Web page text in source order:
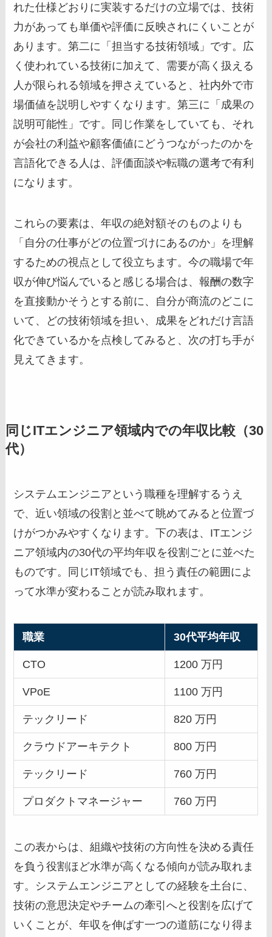
れた仕様どおりに実装するだけの立場では、技術
力があっても単価や評価に反映されにくいことが
あります。第二に「担当する技術領域」です。広
く使われている技術に加えて、需要が高く扱える
人が限られる領域を押さえていると、社内外で市
場価値を説明しやすくなります。第三に「成果の
説明可能性」です。同じ作業をしていても、それ
が会社の利益や顧客価値にどうつながったのかを
言語化できる人は、評価面談や転職の選考で有利
になります。
これらの要素は、年収の絶対額そのものよりも
「自分の仕事がどの位置づけにあるのか」を理解
するための視点として役立ちます。今の職場で年
収が伸び悩んでいると感じる場合は、報酬の数字
を直接動かそうとする前に、自分が商流のどこに
いて、どの技術領域を担い、成果をどれだけ言語
化できているかを点検してみると、次の打ち手が
見えてきます。
同じITエンジニア領域内での年収比較（30
代）
システムエンジニアという職種を理解するうえ
で、近い領域の役割と並べて眺めてみると位置づ
けがつかみやすくなります。下の表は、ITエンジ
ニア領域内の30代の平均年収を役割ごとに並べた
ものです。同じIT領域でも、担う責任の範囲によ
って水準が変わることが読み取れます。
職業 30代平均年収
CTO 1200 万円
VPoE 1100 万円
テックリード 820 万円
クラウドアーキテクト 800 万円
テックリード 760 万円
プロダクトマネージャー 760 万円
この表からは、組織や技術の方向性を決める責任
を負う役割ほど水準が高くなる傾向が読み取れま
す。システムエンジニアとしての経験を土台に、
技術の意思決定やチームの牽引へと役割を広げて
いくことが、年収を伸ばす一つの道筋になり得ま